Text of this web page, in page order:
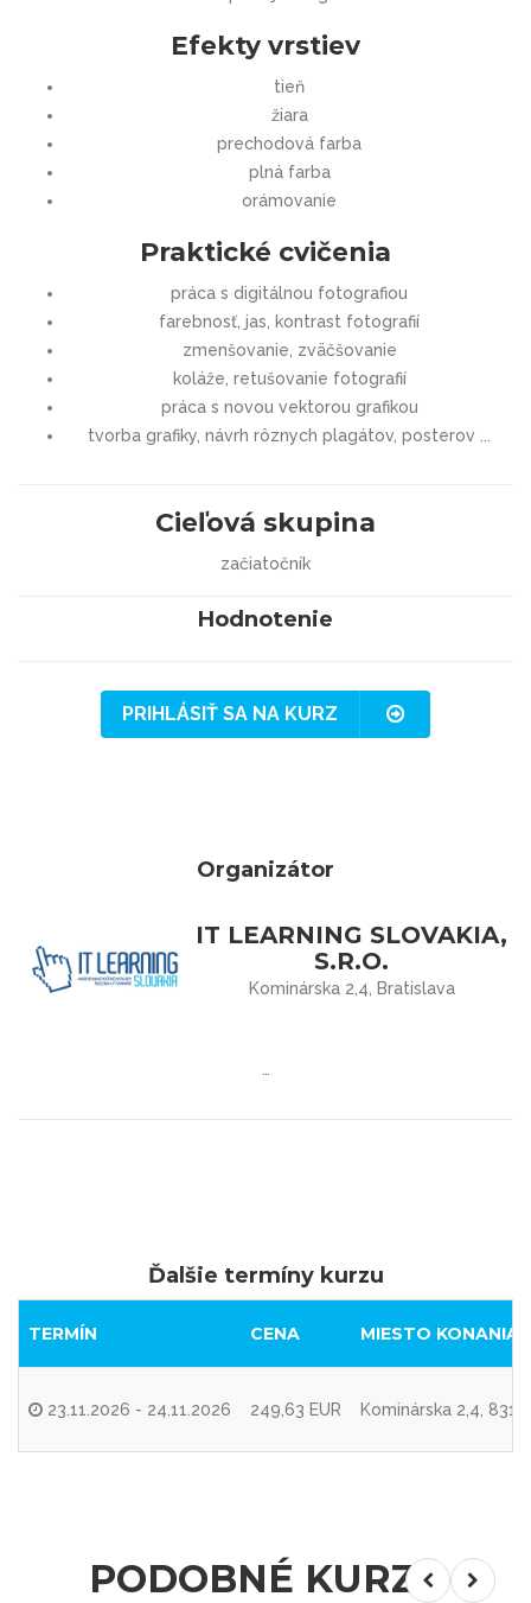
Efekty vrstiev
tieň
žiara
prechodová farba
plná farba
orámovanie
Praktické cvičenia
práca s digitálnou fotografiou
farebnosť, jas, kontrast fotografií
zmenšovanie, zväčšovanie
koláže, retušovanie fotografií
práca s novou vektorou grafikou
tvorba grafiky, návrh rôznych plagátov, posterov ...
Cieľová skupina
začiatočník
Hodnotenie
PRIHLÁSIŤ SA NA KURZ
Organizátor
IT LEARNING SLOVAKIA,
S.R.O.
Kominárska 2,4, Bratislava
Ďalšie termíny kurzu
TERMÍN CENA MIESTO KONANIA
23.11.2026 - 24.11.2026 249,63 EUR Kominárska 2,4,
PODOBNÉ KURZY